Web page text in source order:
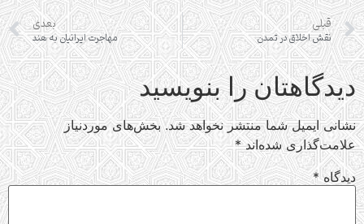
قبلی
نقش اخلاق در تمدن
بعدی
مهاجرت ایرانیان به هند
دیدگاهتان را بنویسید
نشانی ایمیل شما منتشر نخواهد شد. بخش‌های موردنیاز
علامت‌گذاری شده‌اند*
دیدگاه*